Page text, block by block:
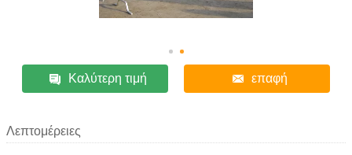
Καλύτερη τιμή επαφή
Λεπτομέρειες